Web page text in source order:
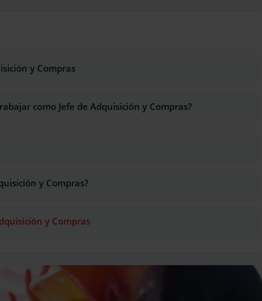
y Compras
como Jefe de Adquisición y Compras?
y Compras?
y Compras